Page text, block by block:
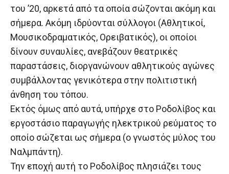
του ’20, αρκετά από τα οποία σώζονται ακόμη και
σήμερα. Ακόμη ιδρύονται σύλλογοι (Αθλητικοί,
Μουσικοδραματικός, Ορειβατικός), οι οποίοι
δίνουν συναυλίες, ανεβάζουν θεατρικές
παραστάσεις, διοργανώνουν αθλητικούς αγώνες
συμβάλλοντας γενικότερα στην πολιτιστική
άνθηση του τόπου.
Εκτός όμως από αυτά, υπήρχε στο Ροδολίβος και
εργοστάσιο παραγωγής ηλεκτρικού ρεύματος το
οποίο σώζεται ως σήμερα (ο γνωστός μύλος του
Ναλμπάντη).
Την εποχή αυτή το Ροδολίβος πλησιάζει τους